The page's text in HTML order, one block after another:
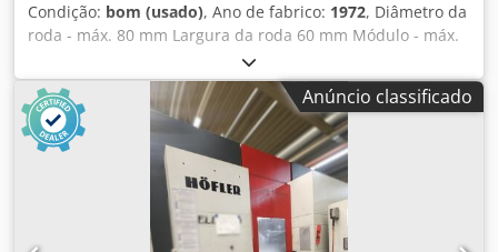
Condição: bom (usado), Ano de fabrico: 1972, Diâmetro da
roda - máx. 80 mm Largura da roda 60 mm Módulo - máx.
3 Módulo - mín. 0,1 Crodpew N S D Sjfx Akcsf Potência total
requerida 0,4 kW Peso da máquina aprox. 120 kg
Dimensões (C x L x A) aprox. 0,6x0,6x0,75 m A máquina é
utilizada para afiar pequenas coroas cônicas / com dentes
retos. Para fresar coroas cônicas, utiliza-se a Mikron
Anúncio classificado